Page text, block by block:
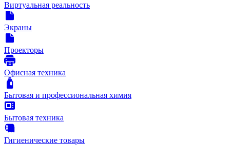
Виртуальная реальность
Экраны
Проекторы
Офисная техника
Бытовая и профессиональная химия
Бытовая техника
Гигиенические товары